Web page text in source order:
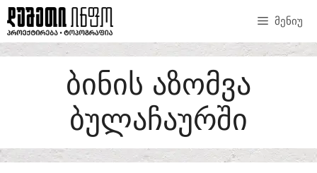
SKIP
TO
CONTENT
ᲛᲔᲜᲘᲣ
ᲑᲘᲜᲘᲡ ᲐᲖᲝᲛᲕᲐ
ᲑᲣᲚᲐᲩᲐᲣᲠᲨᲘ